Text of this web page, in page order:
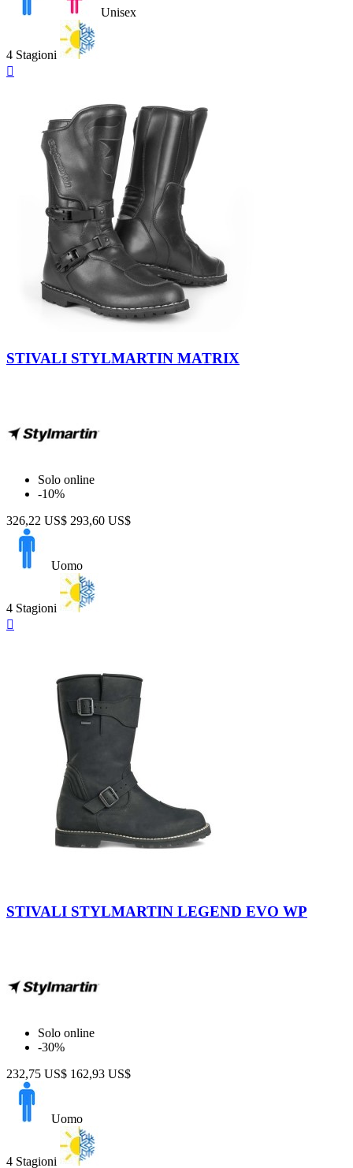
Unisex
4 Stagioni

STIVALI STYLMARTIN MATRIX
Solo online
-10%
326,22 US$ 293,60 US$
Uomo
4 Stagioni

STIVALI STYLMARTIN LEGEND EVO WP
Solo online
-30%
232,75 US$ 162,93 US$
Uomo
4 Stagioni